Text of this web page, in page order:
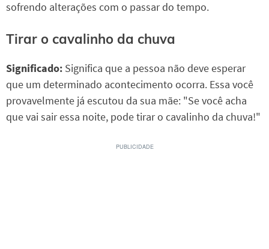
sofrendo alterações com o passar do tempo.
Tirar o cavalinho da chuva
Significado: Significa que a pessoa não deve esperar
que um determinado acontecimento ocorra. Essa você
provavelmente já escutou da sua mãe: "Se você acha
que vai sair essa noite, pode tirar o cavalinho da chuva!"